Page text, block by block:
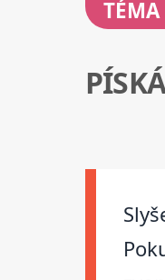
TÉMA